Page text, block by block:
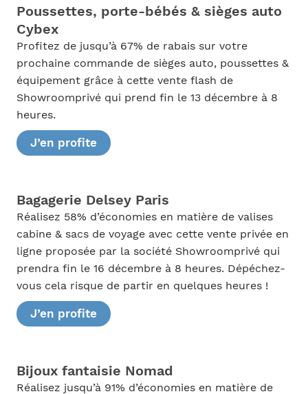
Poussettes, porte-bébés & sièges auto
Cybex
Profitez de jusqu’à 67% de rabais sur votre
prochaine commande de sièges auto, poussettes &
équipement grâce à cette vente flash de
Showroomprivé qui prend fin le 13 décembre à 8
heures.
J’en profite
Bagagerie Delsey Paris
Réalisez 58% d’économies en matière de valises
cabine & sacs de voyage avec cette vente privée en
ligne proposée par la société Showroomprivé qui
prendra fin le 16 décembre à 8 heures. Dépéchez-
vous cela risque de partir en quelques heures !
J’en profite
Bijoux fantaisie Nomad
Réalisez jusqu’à 91% d’économies en matière de